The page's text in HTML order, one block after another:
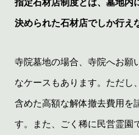
指定石材店制度とは、墓地内
決められた石材店でしか行え
寺院墓地の場合、寺院へお願
なケースもあります。ただし
含めた高額な解体撤去費用を
す。また、ごく稀に民営霊園